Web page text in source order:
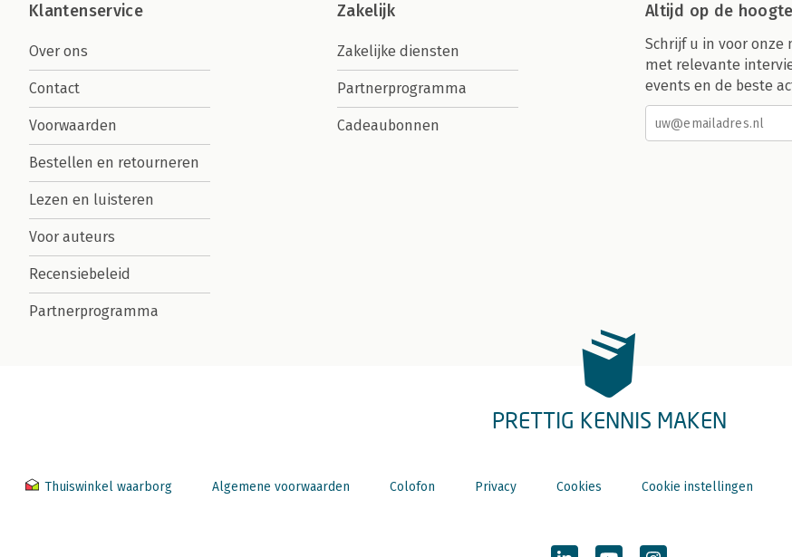
Klantenservice
Over ons
Contact
Voorwaarden
Bestellen en retourneren
Lezen en luisteren
Voor auteurs
Recensiebeleid
Partnerprogramma
Zakelijk
Zakelijke diensten
Partnerprogramma
Cadeaubonnen
Altijd op de hoogte
Schrijf u in voor
met relevante
events en de beste
PRETTIG KENNIS MAKEN
Thuiswinkel waarborg Algemene voorwaarden Colofon Privacy Cookies Cookie instellingen